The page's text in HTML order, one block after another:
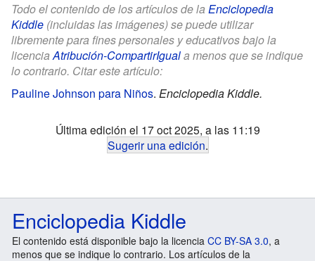
Todo el contenido de los artículos de la Enciclopedia
Kiddle (incluidas las imágenes) se puede utilizar
libremente para fines personales y educativos bajo la
licenciaAtribución-CompartirIguala menos que se indique
lo contrario. Citar este artículo:
Pauline Johnson para Niños. Enciclopedia Kiddle.
Última edición el 17 oct 2025, a las 11:19
Sugerir una edición.
Enciclopedia Kiddle
El contenido está disponible bajo la licencia CC BY-SA 3.0, a
menos que se indique lo contrario. Los artículos de la